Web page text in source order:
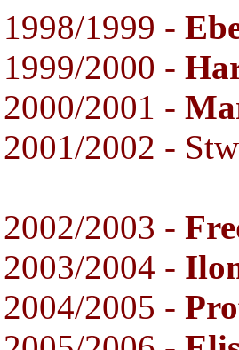
1999 -
2000 -
2001 -
2001/2002 -
2003 -
2004 -
2005 -